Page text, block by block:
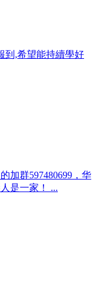
到,希望能持續學好
加群597480699，华
是一家！ ...